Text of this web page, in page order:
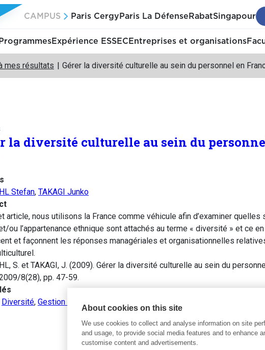
CAMPUS Paris Cergy Paris La Défense RabatSingapour
ProgrammesExpérience ESSEC Entreprises et organisations
mes résultats Gérer la diversité culturelle au sein du personnel en
la diversité culturelle au sein du
Stefan, TAKAGI Junko
article, nous utilisons la France comme véhicule afin d’examiner
ou l’appartenance ethnique sont attachés au terme « diversité » et ce
et façonnent les réponses managériales et organisationnelles
S. et TAKAGI, J. (2009). Gérer la diversité culturelle au sein du
8(28), pp. 47-59.
Diversité, Gestion de la diversité
About cookies on this site
We use cookies to collect and analyse information on site
and usage, to provide social media features and to enhance
customise content and advertisements.